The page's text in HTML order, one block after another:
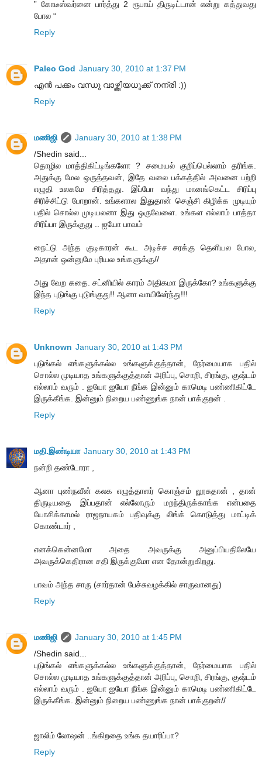
” கோடீஸ்வர்னை பார்த்து 2 ரூபாய் திருடிட்டான் என்று கத்துவது
போல “
Reply
Paleo God January 30, 2010 at 1:37 PM
എന്‍ പക്കം വന്ധു വാഴ്ത്തിയധുക്ക് നന്രി :))
Reply
மணிஜி
January 30, 2010 at 1:38 PM
/Shedin said...
தொழில மாத்திகிட்டிங்களோ ? சமையல் குறிப்பெல்லாம் தரிங்க.
அதுக்கு மேல ஒருத்தவன், இதே வலை பக்கத்தில் அவனை பற்றி
எழுதி உலகமே சிரித்தது. இப்போ வந்து மானங்கெட்ட சிரிப்பு
சிரிச்சிட்டு போறான். உங்களால இதுதான் செஞ்சி கிழிக்க முடியும்
பதில் சொல்ல முடியலனா இது ஒருவேளை. உங்கள எல்லாம் பாத்தா
சிரிப்பா இருக்குது .. ஐயோ பாவம்
நைட்டு அந்த குடிகாரன் கூட அடிச்ச சரக்கு தெளியல போல,
அதான் ஒன்னுமே புரியல உங்களுக்கு//
அது வேற கதை. சட்னியில் காரம் அதிகமா இருக்கோ? உங்களுக்கு
இந்த புடுங்கு புடுங்குது!! ஆனா வாயிலேர்ந்து!!!
Reply
Unknown January 30, 2010 at 1:43 PM
புடுங்கல் எங்களுக்கல்ல உங்களுக்குத்தான், நேர்மையாக பதில்
சொல்ல முடியாத உங்களுக்குத்தான் அரிப்பு, சொறி, சிரங்கு, குஷ்டம்
எல்லாம் வரும் . ஐயோ ஐயோ நீங்க இன்னும் காமெடி பண்ணிகிட்டே
இருக்கீங்க. இன்னும் நிறைய பண்ணுங்க நான் பாக்குறன் .
Reply
மதி.இண்டியா January 30, 2010 at 1:43 PM
நன்றி தண்டோரா ,
ஆனா புண்நவீன் கலக எழுத்தாளர் கொஞ்சம் லூசுதான் , தான்
திருடியதை இப்பதான் எல்லோரும் மறந்திருக்காங்க என்பதை
யோசிக்காமல் ராஜநாயகம் பதிவுக்கு லிங்க் கொடுத்து மாட்டிக்
கொண்டார் ,
எனக்கென்னமோ அதை அவருக்கு அனுப்பியதிலேயே
அவருக்கெதிரான சதி இருக்குமோ என தோன்றுகிறது.
பாவம் அந்த சாரு (சார்தான் பேச்சுவழக்கில் சாருவானது)
Reply
மணிஜி
January 30, 2010 at 1:45 PM
/Shedin said...
புடுங்கல் எங்களுக்கல்ல உங்களுக்குத்தான், நேர்மையாக பதில்
சொல்ல முடியாத உங்களுக்குத்தான் அரிப்பு, சொறி, சிரங்கு, குஷ்டம்
எல்லாம் வரும் . ஐயோ ஐயோ நீங்க இன்னும் காமெடி பண்ணிகிட்டே
இருக்கீங்க. இன்னும் நிறைய பண்ணுங்க நான் பாக்குறன்//
ஜாலிம் லோஷன் ..ங்கிறதை உங்க தயாரிப்பா?
Reply